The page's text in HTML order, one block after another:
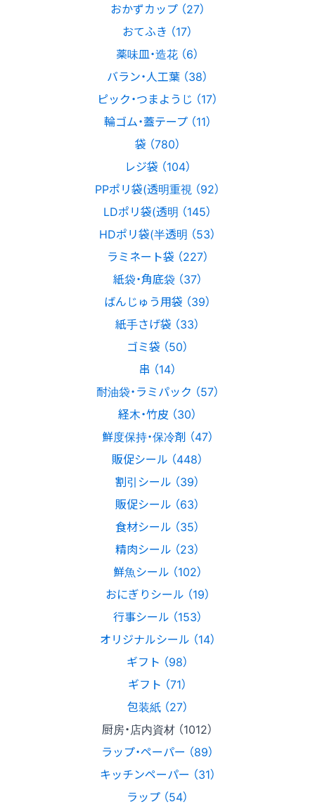
おかずカップ （27）
おてふき （17）
薬味皿・造花 （6）
バラン・人工葉 （38）
ピック・つまようじ （17）
輪ゴム・蓋テープ （11）
袋 （780）
レジ袋 （104）
PPポリ袋(透明重視 （92）
LDポリ袋(透明 （145）
HDポリ袋(半透明 （53）
ラミネート袋 （227）
紙袋・角底袋 （37）
ばんじゅう用袋 （39）
紙手さげ袋 （33）
ゴミ袋 （50）
串 （14）
耐油袋・ラミパック （57）
経木・竹皮 （30）
鮮度保持・保冷剤 （47）
販促シール （448）
割引シール （39）
販促シール （63）
食材シール （35）
精肉シール （23）
鮮魚シール （102）
おにぎりシール （19）
行事シール （153）
オリジナルシール （14）
ギフト （98）
ギフト （71）
包装紙 （27）
厨房・店内資材 （1012）
ラップ・ペーパー （89）
キッチンペーパー （31）
ラップ （54）